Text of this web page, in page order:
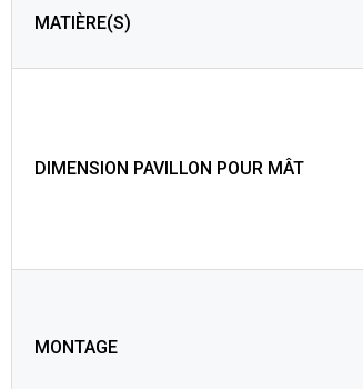
MATIÈRE(S)
DIMENSION PAVILLON POUR MÂT
MONTAGE